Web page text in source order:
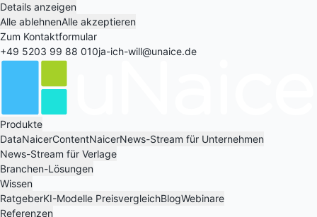
Details anzeigen
Alle ablehnenAlle akzeptieren
Zum Kontaktformular
+49 5203 99 88 010ja-ich-will@unaice.de
Produkte
DataNaicerContentNaicerNews-Stream für Unternehmen
News-Stream für Verlage
Branchen-Lösungen
Wissen
RatgeberKI-Modelle PreisvergleichBlogWebinare
Referenzen